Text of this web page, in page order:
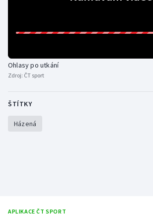
Rychlostní kanoistika
Vodní slalom
Ohlasy po utkání
Zdroj: ČT sport
ŠTÍTKY
Házená
APLIKACE ČT SPORT